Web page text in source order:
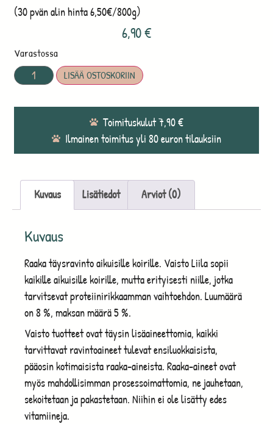
(30 pvän alin hinta 6,50€/800g)
6,90€
Varastossa
LISÄÄ OSTOSKORIIN
Toimituskulut 7,90 €
Ilmainen toimitus yli 80 euron tilauksiin
Kuvaus Lisätiedot Arviot (0)
Kuvaus
Raaka täysravinto aikuisille koirille. Vaisto Liila sopii
kaikille aikuisille koirille, mutta erityisesti niille, jotka
tarvitsevat proteiinirikkaamman vaihtoehdon. Luumäärä
on 8 %, maksan määrä 5 %.
Vaisto tuotteet ovat täysin lisäaineettomia, kaikki
tarvittavat ravintoaineet tulevat ensiluokkaisista,
pääosin kotimaisista raaka-aineista. Raaka-aineet ovat
myös mahdollisimman prosessoimattomia, ne jauhetaan,
sekoitetaan ja pakastetaan. Niihin ei ole lisätty edes
vitamiineja.